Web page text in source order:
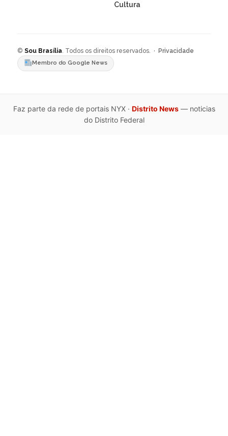
Cultura
© Sou Brasília . Todos os direitos reservados. · Privacidade
Membro do Google News
Faz parte da rede de portais NYX · Distrito News— noticias
do Distrito Federal